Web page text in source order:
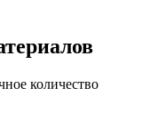
количество